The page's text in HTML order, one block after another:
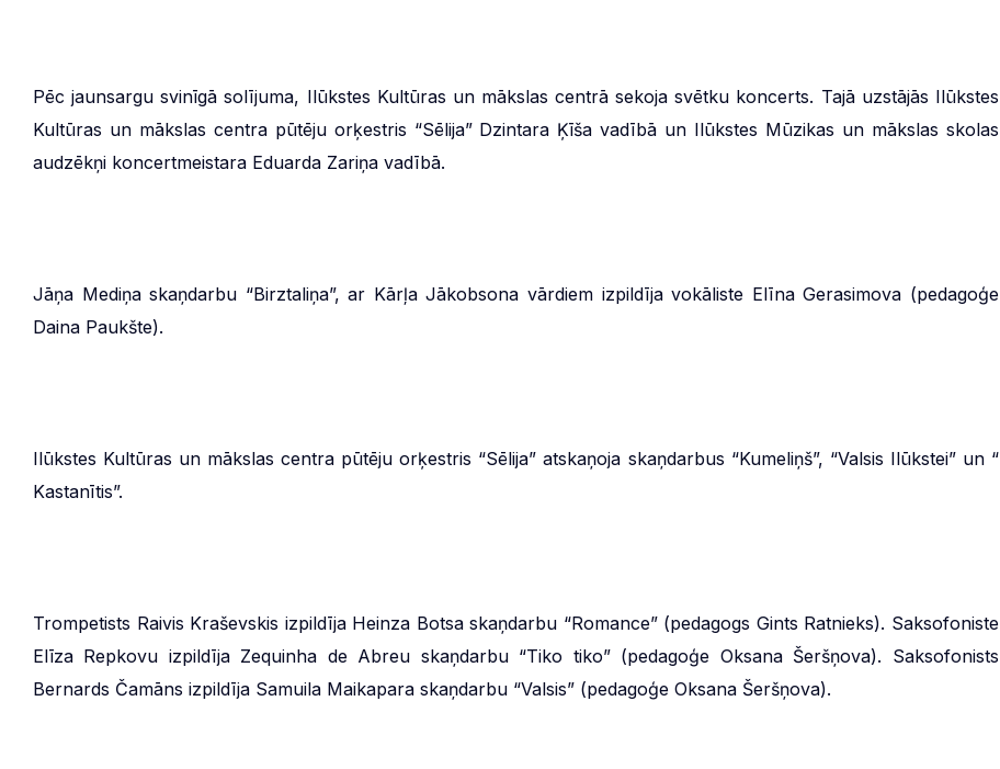
Pēc jaunsargu svinīgā solījuma, Ilūkstes Kultūras un mākslas centrā sekoja svētku koncerts. Tajā uzstājās Ilūkstes
Kultūras un mākslas centra pūtēju orķestris “Sēlija” Dzintara Ķīša vadībā un Ilūkstes Mūzikas un mākslas skolas
audzēkņi koncertmeistara Eduarda Zariņa vadībā.
Jāņa Mediņa skaņdarbu “Birztaliņa”, ar Kārļa Jākobsona vārdiem izpildīja vokāliste Elīna Gerasimova (pedagoģe
Daina Paukšte).
Ilūkstes Kultūras un mākslas centra pūtēju orķestris “Sēlija” atskaņoja skaņdarbus “Kumeliņš”, “Valsis Ilūkstei” un “
Kastanītis”.
Trompetists Raivis Kraševskis izpildīja Heinza Botsa skaņdarbu “Romance” (pedagogs Gints Ratnieks). Saksofoniste
Elīza Repkovu izpildīja Zequinha de Abreu skaņdarbu “Tiko tiko” (pedagoģe Oksana Šeršņova). Saksofonists
Bernards Čamāns izpildīja Samuila Maikapara skaņdarbu “Valsis” (pedagoģe Oksana Šeršņova).